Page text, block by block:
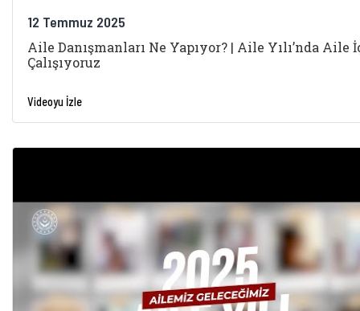
12 Temmuz 2025
Aile Danışmanları Ne Yapıyor? | Aile Yılı’nda Aile
Çalışıyoruz
Videoyu İzle